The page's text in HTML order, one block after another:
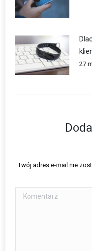
27
Twój adres e-mail nie
Komentarz